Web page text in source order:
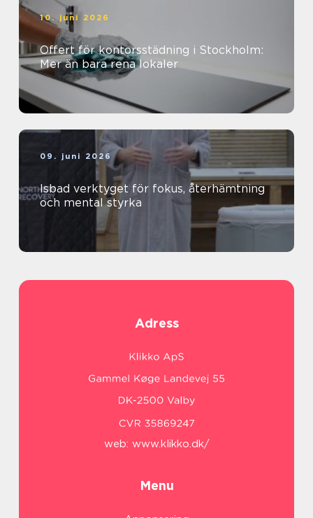
10. juni 2026
Offert för kontorsstädning i Stockholm:
Mer än bara rena lokaler
09. juni 2026
Isbad verktyget för fokus, återhämtning
och mental styrka
Adress
web: www.klikko.dk/
Menu